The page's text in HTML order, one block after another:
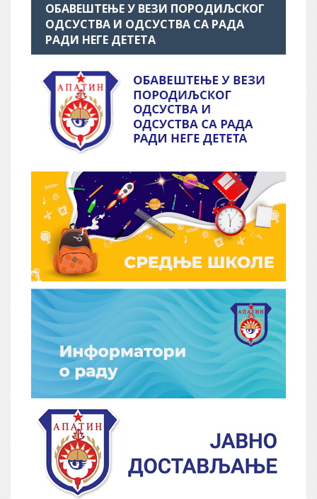
ОБАВЕШТЕЊЕ У ВЕЗИ ПОРОДИЉСКОГ
ОДСУСТВА И ОДСУСТВА СА РАДА
РАДИ НЕГЕ ДЕТЕТА